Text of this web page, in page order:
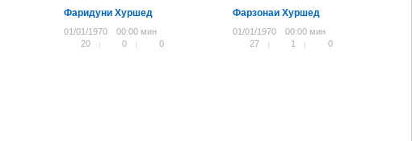
Фаридуни Хуршед
01/01/1970
00:00 мин
20
0 0
Фарзонаи Хуршед
01/01/1970
00:00 мин
27
1 0